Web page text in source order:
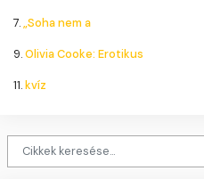
7.„Soha nem a
9.Olivia Cooke: Erotikus
11.kvíz